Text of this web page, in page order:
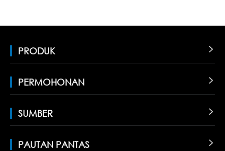
PRODUK 
PERMOHONAN 
SUMBER 
PAUTAN PANTAS 